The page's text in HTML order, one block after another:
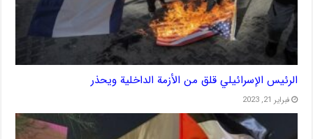
الرئيس الإسرائيلي قلق من الأزمة الداخلية ويحذر
فبراير 21, 2023